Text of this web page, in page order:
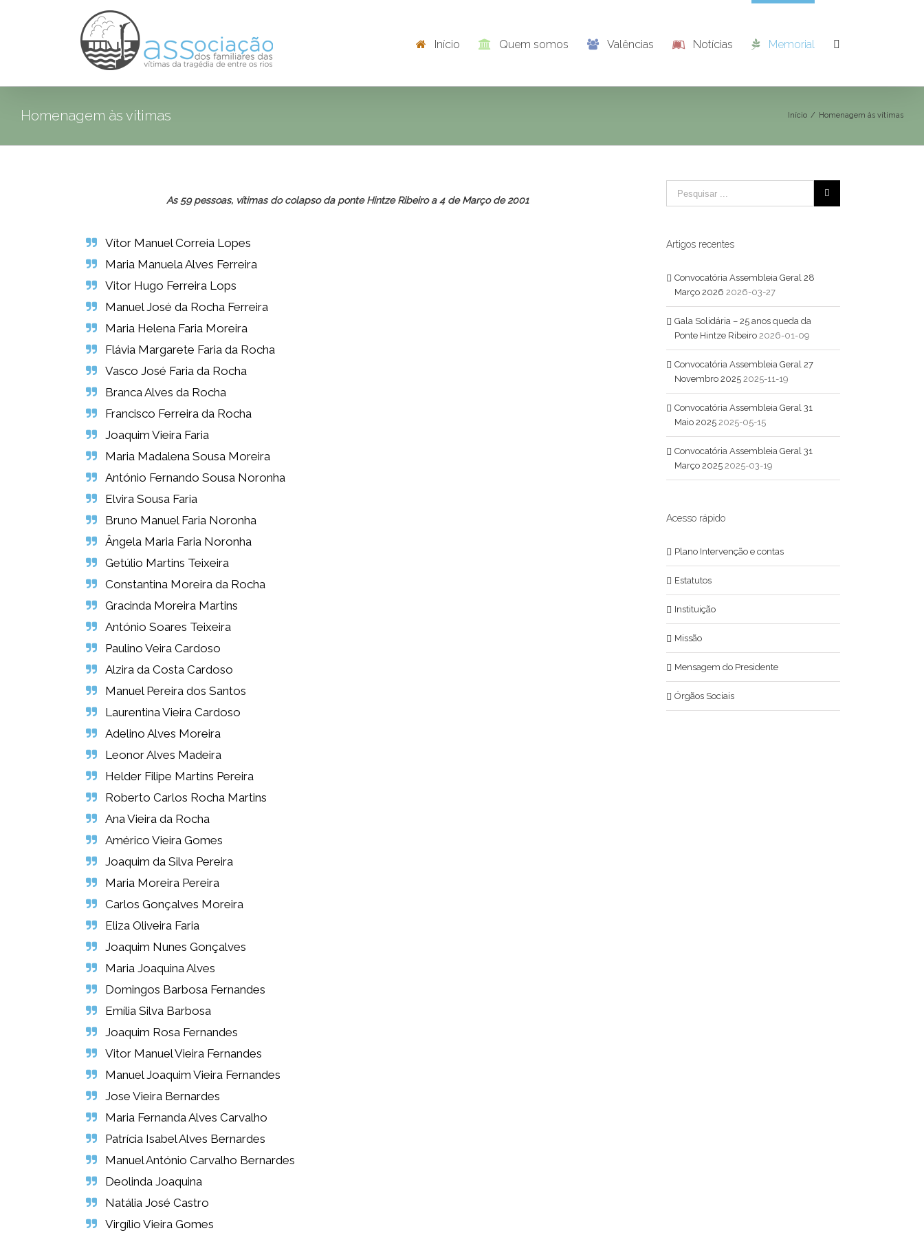
Início Quem somos Valências Notícias Memorial
Homenagem às vítimas Início / Homenagem às vítimas
As 59 pessoas, vítimas do colapso da ponte Hintze Ribeiro a 4 de Março de 2001
Vítor Manuel Correia Lopes
Maria Manuela Alves Ferreira
Vitor Hugo Ferreira Lops
Manuel José da Rocha Ferreira
Maria Helena Faria Moreira
Flávia Margarete Faria da Rocha
Vasco José Faria da Rocha
Branca Alves da Rocha
Francisco Ferreira da Rocha
Joaquim Vieira Faria
Maria Madalena Sousa Moreira
António Fernando Sousa Noronha
Elvira Sousa Faria
Bruno Manuel Faria Noronha
Ângela Maria Faria Noronha
Getúlio Martins Teixeira
Constantina Moreira da Rocha
Gracinda Moreira Martins
António Soares Teixeira
Paulino Veira Cardoso
Alzira da Costa Cardoso
Manuel Pereira dos Santos
Laurentina Vieira Cardoso
Adelino Alves Moreira
Leonor Alves Madeira
Helder Filipe Martins Pereira
Roberto Carlos Rocha Martins
Ana Vieira da Rocha
Américo Vieira Gomes
Joaquim da Silva Pereira
Maria Moreira Pereira
Carlos Gonçalves Moreira
Eliza Oliveira Faria
Joaquim Nunes Gonçalves
Maria Joaquina Alves
Domingos Barbosa Fernandes
Emília Silva Barbosa
Joaquim Rosa Fernandes
Vitor Manuel Vieira Fernandes
Manuel Joaquim Vieira Fernandes
Jose Vieira Bernardes
Maria Fernanda Alves Carvalho
Patrícia Isabel Alves Bernardes
Manuel António Carvalho Bernardes
Deolinda Joaquina
Natália José Castro
Virgílio Vieira Gomes
Artigos recentes
Convocatória Assembleia Geral 28
Março 2026 2026-03-27
Gala Solidária – 25 anos queda da
Ponte Hintze Ribeiro 2026-01-09
Convocatória Assembleia Geral 27
Novembro 2025 2025-11-19
Convocatória Assembleia Geral 31
Maio 2025 2025-05-15
Convocatória Assembleia Geral 31
Março 2025 2025-03-19
Acesso rápido
Plano Intervenção e contas
Estatutos
Instituição
Missão
Mensagem do Presidente
Órgãos Sociais
amados. Por este motivo, devemos decidir